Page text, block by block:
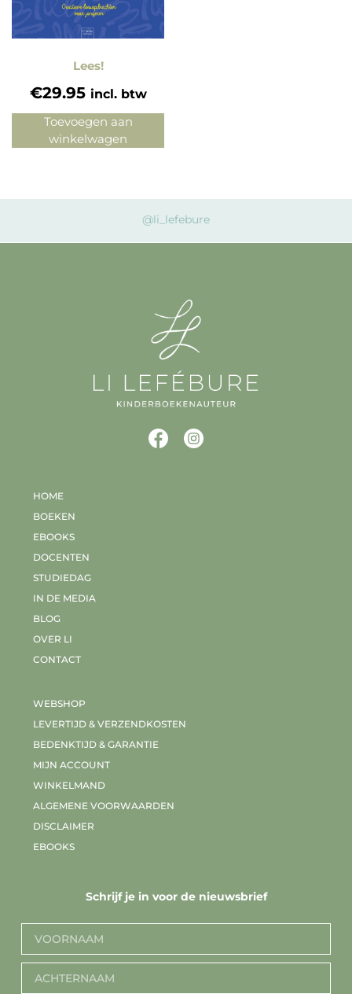
Lees!
€29.95 incl. btw
Toevoegen aan
winkelwagen
@li_lefebure
HOME
BOEKEN
EBOOKS
DOCENTEN
STUDIEDAG
IN DE MEDIA
BLOG
OVER LI
CONTACT
WEBSHOP
LEVERTIJD & VERZENDKOSTEN
BEDENKTIJD & GARANTIE
MIJN ACCOUNT
WINKELMAND
ALGEMENE VOORWAARDEN
DISCLAIMER
EBOOKS
Schrijf je in voor de nieuwsbrief